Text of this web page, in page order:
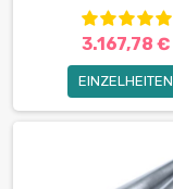
3.167,78 €
EINZELHEITEN